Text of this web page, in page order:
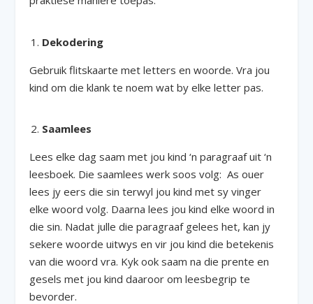
Dekodering
Gebruik flitskaarte met letters en woorde. Vra jou
kind om die klank te noem wat by elke letter pas.
Saamlees
Lees elke dag saam met jou kind ‘n paragraaf uit ‘n
leesboek. Die saamlees werk soos volg: As ouer
lees jy eers die sin terwyl jou kind met sy vinger
elke woord volg. Daarna lees jou kind elke woord in
die sin. Nadat julle die paragraaf gelees het, kan jy
sekere woorde uitwys en vir jou kind die betekenis
van die woord vra. Kyk ook saam na die prente en
gesels met jou kind daaroor om leesbegrip te
bevorder.